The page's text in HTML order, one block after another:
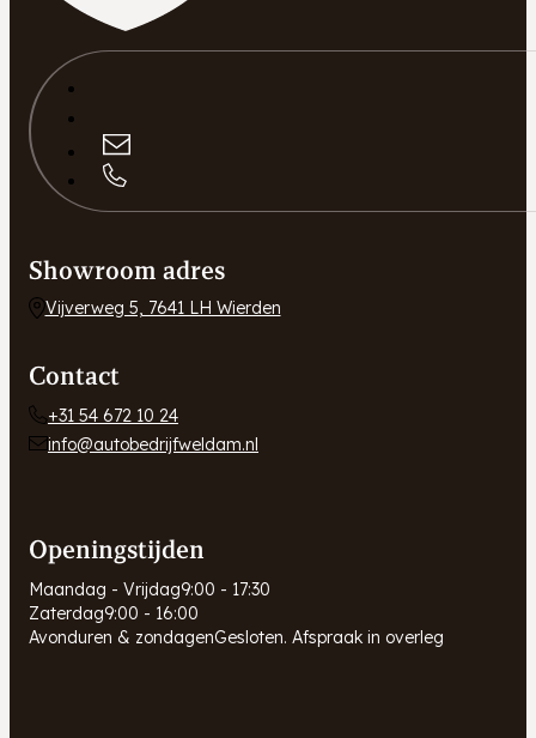
Showroom adres
Vijverweg 5, 7641 LH Wierden
Contact
+31 54 672 10 24
info@autobedrijfweldam.nl
Openingstijden
Maandag - Vrijdag9:00 - 17:30
Zaterdag9:00 - 16:00
Avonduren & zondagenGesloten. Afspraak in overleg